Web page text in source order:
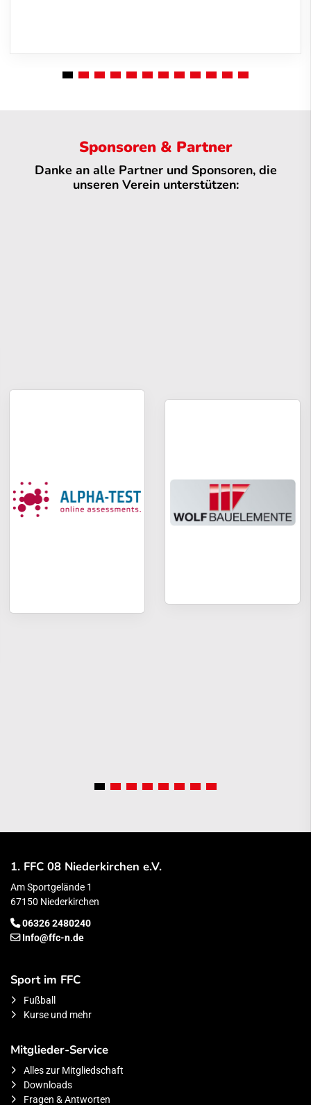
Sponsoren & Partner
Danke an alle Partner und Sponsoren, die
unseren Verein unterstützen:
1. FFC 08 Niederkirchen e.V.
Am Sportgelände 1
67150 Niederkirchen
06326 2480240
Info@ffc-n.de
Sport im FFC
Fußball
Kurse und mehr
Mitglieder-Service
Alles zur Mitgliedschaft
Downloads
Fragen & Antworten